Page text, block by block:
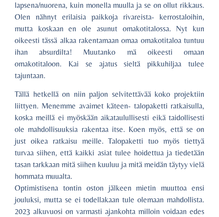
lapsena/nuorena, kuin monella muulla ja se on ollut rikkaus.
Olen nähnyt erilaisia paikkoja rivareista- kerrostaloihin,
mutta koskaan en ole asunut omakotitalossa. Nyt kun
oikeesti tässä alkaa rakentamaan omaa omakotitaloa tuntuu
ihan absurdilta! Muutanko mä oikeesti omaan
omakotitaloon. Kai se ajatus sieltä pikkuhiljaa tulee
tajuntaan.
Tällä hetkellä on niin paljon selvitettävää koko projektiin
liittyen. Menemme avaimet käteen- talopaketti ratkaisulla,
koska meillä ei myöskään aikataulullisesti eikä taidollisesti
ole mahdollisuuksia rakentaa itse. Koen myös, että se on
just oikea ratkaisu meille. Talopaketti tuo myös tiettyä
turvaa siihen, että kaikki asiat tulee hoidettua ja tiedetään
tasan tarkkaan mitä siihen kuuluu ja mitä meidän täytyy vielä
hommata muualta.
Optimistisena tontin oston jälkeen mietin muuttoa ensi
jouluksi, mutta se ei todellakaan tule olemaan mahdollista.
2023 alkuvuosi on varmasti ajankohta milloin voidaan edes